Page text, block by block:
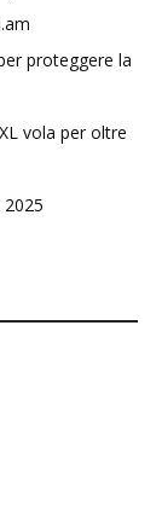
proteggere la
vola per oltre